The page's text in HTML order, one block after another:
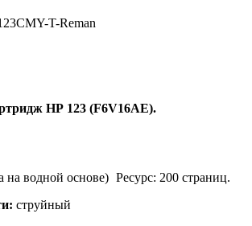
T-Reman
HP 123 (F6V16AE).
на водной основе) Ресурс: 200 страниц.
струйный